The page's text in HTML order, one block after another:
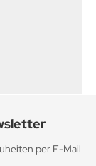
per E-Mail